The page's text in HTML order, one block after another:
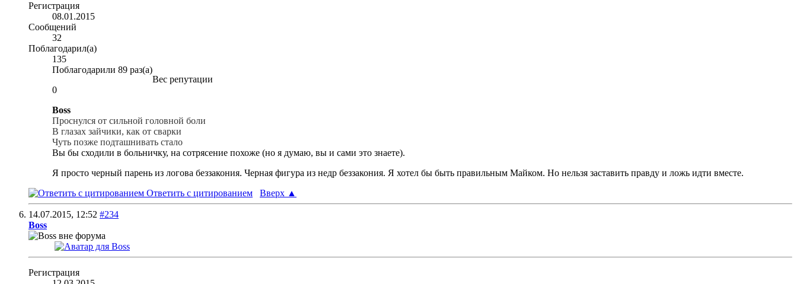
Регистрация
08.01.2015
Сообщений
32
Поблагодарил(а)
135
Поблагодарили 89 раз(а)
Вес репутации
0
Boss
Проснулся от сильной головной боли
В глазах зайчики, как от сварки
Чуть позже подташнивать стало
Вы бы сходили в больничку, на сотрясение похоже (но я думаю, вы и сами это знаете).
Я просто черный парень из логова беззакония. Черная фигура из недр беззакония. Я хотел бы быть правильным Майком. Но нельзя заставить правду и ложь идти вместе.
Ответить с цитированием
Вверх ▲
14.07.2015, 12:52 #234
Boss
Регистрация